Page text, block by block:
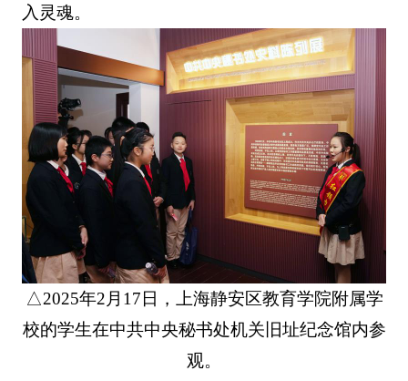
入灵魂。
△2025年2月17日，上海静安区教育学院附属学
校的学生在中共中央秘书处机关旧址纪念馆内参
观。